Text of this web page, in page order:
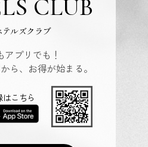
CLUB
ルズクラブ
アプリでも！
ら、お得が始まる。
こちら